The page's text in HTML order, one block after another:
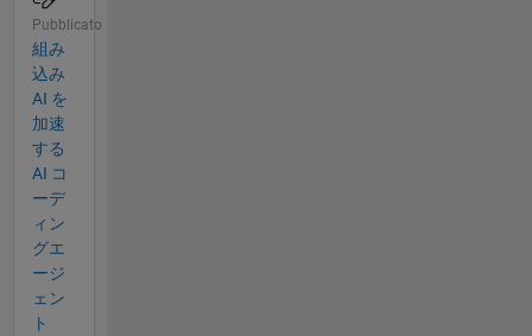
Pubblicato
組み
込み
AI を
加速
する
AI コ
ーデ
ィン
グエ
ージ
ェン
ト